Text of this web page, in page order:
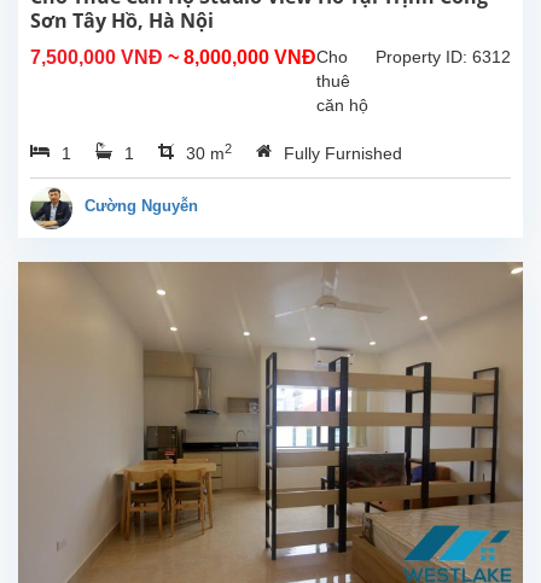
Sơn Tây Hồ, Hà Nội
7,500,000 VNĐ ~ 8,000,000 VNĐ Property ID: 6312
Cho
thuê
căn hộ
view hồ
tại
Tây
Hồ.
tích
30m²,
đã
được
lắp đặt
các
trang
thiết bị,
nội thất
chất...
1 1 30 m2 Fully Furnished
Cường Nguyễn